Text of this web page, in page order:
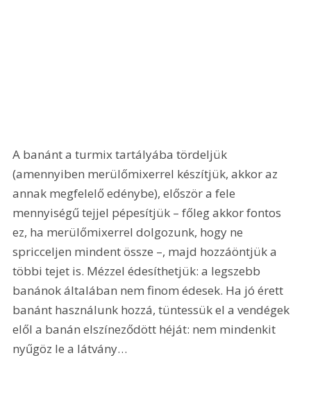
A banánt a turmix tartályába tördeljük
(amennyiben merülőmixerrel készítjük, akkor az
annak megfelelő edénybe), először a fele
mennyiségű tejjel pépesítjük – főleg akkor fontos
ez, ha merülőmixerrel dolgozunk, hogy ne
spricceljen mindent össze –, majd hozzáöntjük a
többi tejet is. Mézzel édesíthetjük: a legszebb
banánok általában nem finom édesek. Ha jó érett
banánt használunk hozzá, tüntessük el a vendégek
elől a banán elszíneződött héját: nem mindenkit
nyűgöz le a látvány…